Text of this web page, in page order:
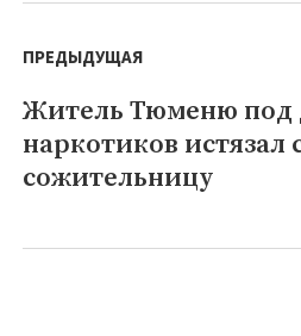
по
записям
ПРЕДЫДУЩАЯ
Предыдущая
запись:
Житель Тюменю под
наркотиков истязал
сожительницу